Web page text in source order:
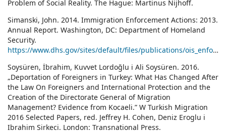
Problem of Social Reality. The Hague: Martinus Nijhoff.
Simanski, John. 2014. Immigration Enforcement Actions: 2013.
Annual Report. Washington, DC: Department of Homeland
Security.
https://www.dhs.gov/sites/default/files/publications/ois_enforcement_ar_2013.pdf
Soysüren, İbrahim, Kuvvet Lordoğlu i Ali Soysüren. 2016.
„Deportation of Foreigners in Turkey: What Has Changed After
the Law On Foreigners and International Protection and the
Creation of the Directorate General of Migration
Management? Evidence from Kocaeli.” W Turkish Migration
2016 Selected Papers, red. Jeffrey H. Cohen, Deniz Eroglu i
Ibrahim Sirkeci. London: Transnational Press.